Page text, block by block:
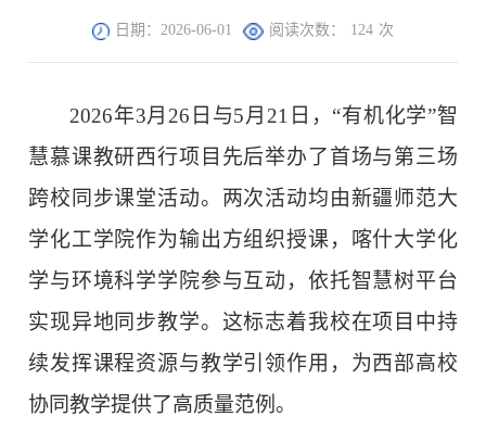
日期：2026-06-01 阅读次数： 124 次
2026年3月26日与5月21日，“有机化学”智
慧慕课教研西行项目先后举办了首场与第三场
跨校同步课堂活动。两次活动均由新疆师范大
学化工学院作为输出方组织授课，喀什大学化
学与环境科学学院参与互动，依托智慧树平台
实现异地同步教学。这标志着我校在项目中持
续发挥课程资源与教学引领作用，为西部高校
协同教学提供了高质量范例。